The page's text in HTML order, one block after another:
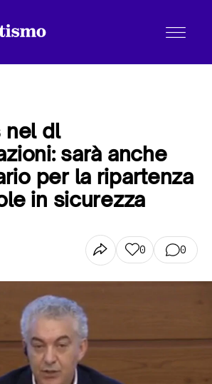
nel dl
sarà anche
per la ripartenza
in sicurezza
0 0